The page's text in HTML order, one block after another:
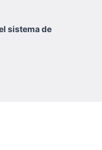
sistema de